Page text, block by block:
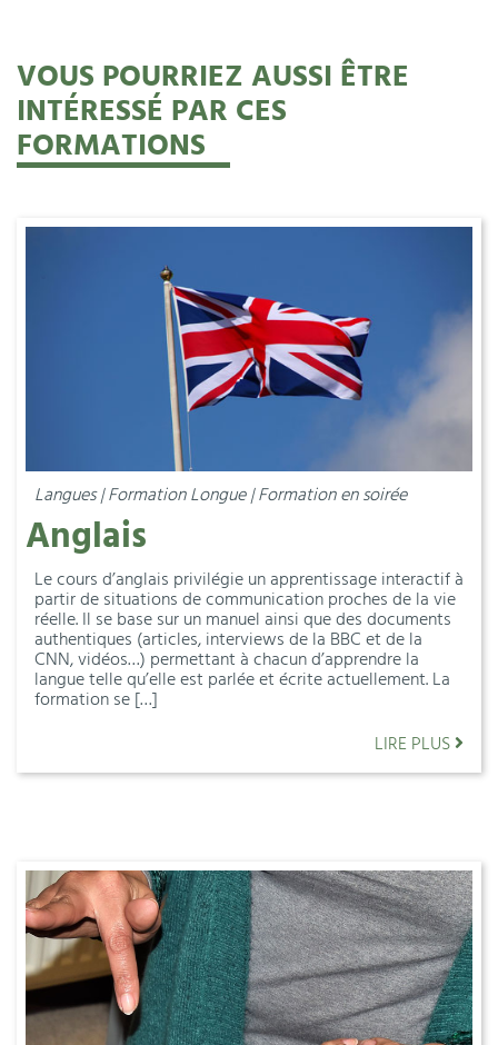
VOUS POURRIEZ AUSSI ÊTRE
INTÉRESSÉ PAR CES
FORMATIONS
Langues | Formation Longue | Formation en soirée
Anglais
Le cours d’anglais privilégie un apprentissage interactif à
partir de situations de communication proches de la vie
réelle. Il se base sur un manuel ainsi que des documents
authentiques (articles, interviews de la BBC et de la
CNN, vidéos…) permettant à chacun d’apprendre la
langue telle qu’elle est parlée et écrite actuellement. La
formation se […]
LIRE PLUS